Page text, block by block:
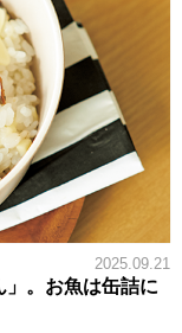
2025.09.21
。お魚は缶詰に